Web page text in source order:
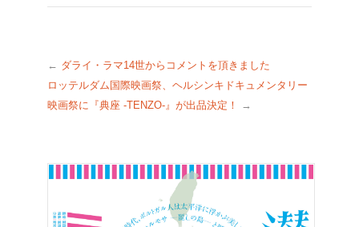
← ダライ・ラマ14世からコメントを頂きました
ロッテルダム国際映画祭、ヘルシンキドキュメンタリー
映画祭に『典座 -TENZO-』が出品決定！
→